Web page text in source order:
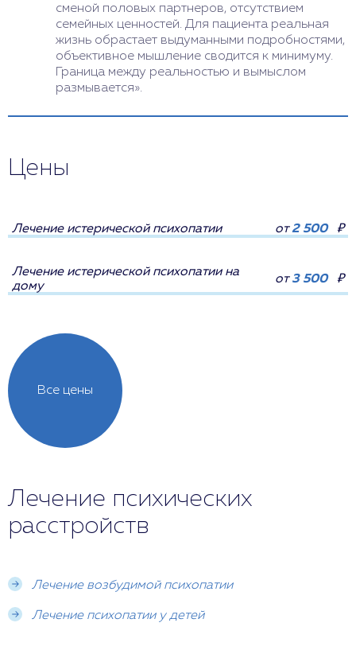
сменой половых партнеров, отсутствием
семейных ценностей. Для пациента реальная
жизнь обрастает выдуманными подробностями,
объективное мышление сводится к минимуму.
Граница между реальностью и вымыслом
размывается».
Цены
Все цены
Лечение истерической психопатии от2 500 ₽
Лечение истерической психопатии на
дому
от3 500 ₽
Лечение психических
расстройств
Лечение возбудимой психопатии
Лечение психопатии у детей